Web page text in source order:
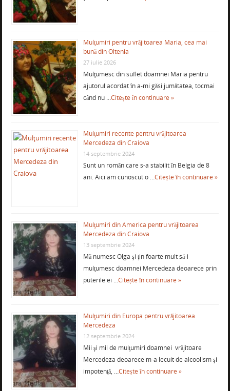
Mulţumiri pentru vrăjitoarea Maria, cea mai
bună din Oltenia
27 iulie 2026
Mulţumesc din suflet doamnei Maria pentru
ajutorul acordat în a-mi găsi jumătatea, tocmai
când nu …Citește în continuare »
Mulţumiri recente pentru vrăjitoarea
Mercedeza din Craiova
14 septembrie 2024
Sunt un român care s-a stabilit în Belgia de 8
ani. Aici am cunoscut o …Citește în continuare »
Mulţumiri din America pentru vrăjitoarea
Mercedeza din Craiova
13 septembrie 2024
Mă numesc Olga şi ţin foarte mult să-i
mulţumesc doamnei Mercedeza deoarece prin
puterile ei …Citește în continuare »
Mulţumiri din Europa pentru vrăjitoarea
Mercedeza
12 septembrie 2024
Mii şi mii de mulţumiri doamnei vrăjitoare
Mercedeza deoarece m-a lecuit de alcoolism şi
impotenţă, …Citește în continuare »